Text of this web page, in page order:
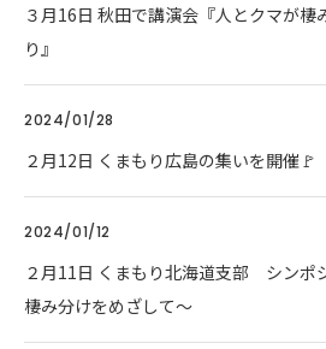
３月16日 秋田で講演会『人とクマが棲
り』
2024/01/28
２月12日 くまもり広島の集いを開催🚩
2024/01/12
２月11日 くまもり北海道支部 シン
棲み分けをめざして～